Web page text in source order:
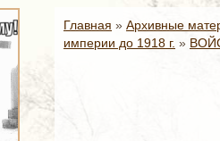
Главная » Архивные
империи до 1918 г. »